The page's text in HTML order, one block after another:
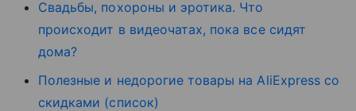
Свадьбы, похороны и эротика. Что
происходит в видеочатах, пока все сидят
дома?
Полезные и недорогие товары на AliExpress со
скидками (список)